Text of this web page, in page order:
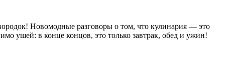
Новомодные разговоры о том, что кулинария — это
ушей: в конце концов, это только завтрак, обед и ужин!